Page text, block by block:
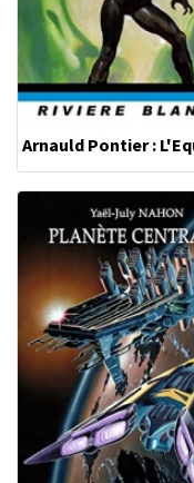
Arnauld Pontier :